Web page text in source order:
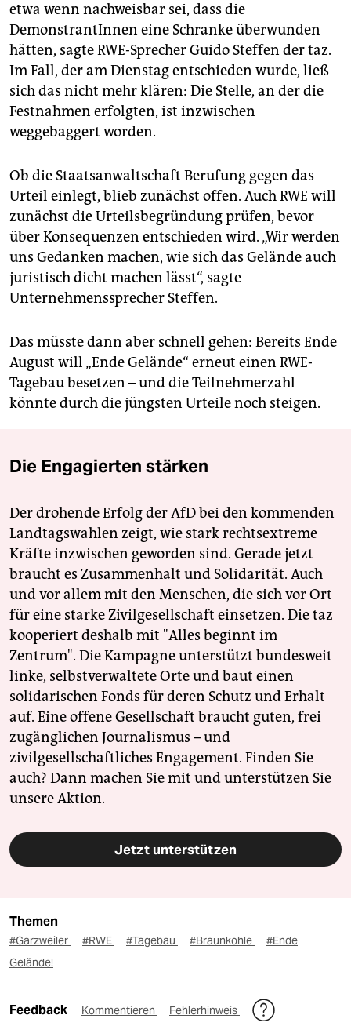
etwa wenn nachweisbar sei, dass die
DemonstrantInnen eine Schranke überwunden
hätten, sagte RWE-Sprecher Guido Steffen der taz.
Im Fall, der am Dienstag entschieden wurde, ließ
sich das nicht mehr klären: Die Stelle, an der die
Festnahmen erfolgten, ist inzwischen
weggebaggert worden.
Ob die Staatsanwaltschaft Berufung gegen das
Urteil einlegt, blieb zunächst offen. Auch RWE will
zunächst die Urteilsbegründung prüfen, bevor
über Konsequenzen entschieden wird. „Wir werden
uns Gedanken machen, wie sich das Gelände auch
juristisch dicht machen lässt“, sagte
Unternehmenssprecher Steffen.
Das müsste dann aber schnell gehen: Bereits Ende
August will „Ende Gelände“ erneut einen RWE-
Tagebau besetzen – und die Teilnehmerzahl
könnte durch die jüngsten Urteile noch steigen.
Die Engagierten stärken
Der drohende Erfolg der AfD bei den kommenden
Landtagswahlen zeigt, wie stark rechtsextreme
Kräfte inzwischen geworden sind. Gerade jetzt
braucht es Zusammenhalt und Solidarität. Auch
und vor allem mit den Menschen, die sich vor Ort
für eine starke Zivilgesellschaft einsetzen. Die taz
kooperiert deshalb mit "Alles beginnt im
Zentrum". Die Kampagne unterstützt bundesweit
linke, selbstverwaltete Orte und baut einen
solidarischen Fonds für deren Schutz und Erhalt
auf. Eine offene Gesellschaft braucht guten, frei
zugänglichen Journalismus – und
zivilgesellschaftliches Engagement. Finden Sie
auch? Dann machen Sie mit und unterstützen Sie
unsere Aktion.
Jetzt unterstützen
Themen
#Garzweiler #RWE #Tagebau #Braunkohle
#Ende
Gelände!
Feedback Kommentieren Fehlerhinweis